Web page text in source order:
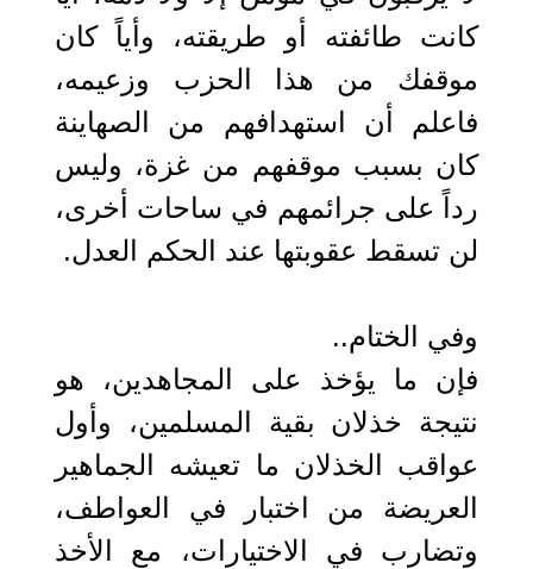
كانت طائفته أو طريقته، وأياً كان
موقفك من هذا الحزب وزعيمه،
فاعلم أن استهدافهم من الصهاينة
كان بسبب موقفهم من غزة، وليس
رداً على جرائمهم في ساحات أخرى،
لن تسقط عقوبتها عند الحكم العدل.
وفي الختام..
فإن ما يؤخذ على المجاهدين، هو
نتيجة خذلان بقية المسلمين، وأول
عواقب الخذلان ما تعيشه الجماهير
العريضة من اختبار في العواطف،
وتضارب في الاختيارات، مع الأخذ